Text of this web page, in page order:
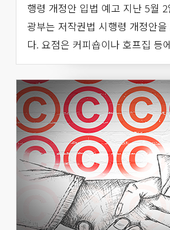
행령 개정안 입법 예고 지난 5월
광부는 저작권법 시행령 개정안
다. 요점은 커피숍이나 호프집 등